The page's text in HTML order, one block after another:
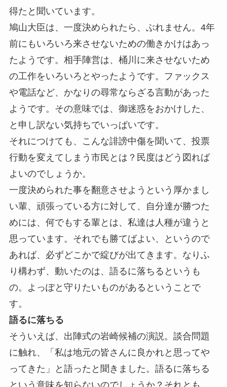
得たと聞いています。
鳩山大臣は、一度決められたら、ぶれません。4年
前にもいろいろ来させないための働きかけはあっ
たようです。相手陣営は、桶川に来させないため
の工作をいろいろとやったようです。ファックス
や電話など、かなりの尋常ならざる言動があった
ようです。その意味では、御迷惑をおかけした、
と申し訳ない気持ちでいっぱいです。
それにつけても、こんな誹謗中傷を聞いて、投票
行動を変えてしまう市民とは？民度はどう図れば
よいのでしょうか。
一度決められた事を翻意させようという厚かまし
い輩、頑張っている方に対して、自分達が勝つた
めには、何でもする輩とは、私達は人種が違うと
思っています。それでも勝てばよい、というので
あれば、必ずどこかで綻びが出てきます。なりふ
り構わず、動いたのは、語るに落ちるというも
の。よっぽと守りたいものがあるということで
す。
語るに落ちる
そういえば、出陣式の岩崎候補の演説。談合問題
に触れ、「私は地元の皆さんに良かれと思ってや
ってきた」と語ったと聞きました。語るに落ちる
という意味を知らないのでしょうか？それとも、